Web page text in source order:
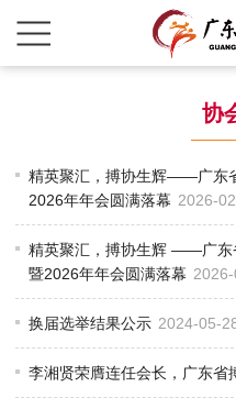
协
精英聚汇，搏协生辉——广东
2026年年会圆满落幕 2026-
精英聚汇，搏协生辉 ——广东
暨2026年年会圆满落幕
换届选举结果公示 2024-05-
李湘贤荣膺连任会长，广东省